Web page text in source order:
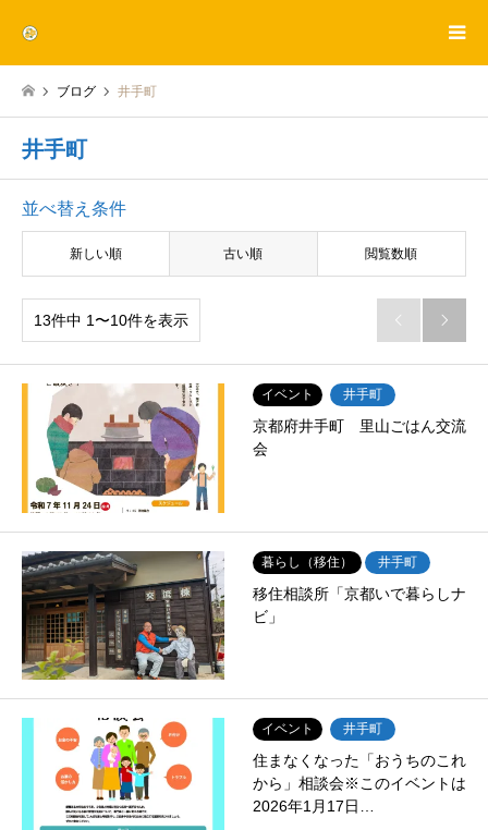
ブログ 井手町
井手町
並べ替え条件
新しい順 古い順 閲覧数順
13件中 1〜10件を表示  
イベント 井手町
京都府井手町 里山ごはん交流
会
暮らし（移住） 井手町
移住相談所「京都いで暮らしナ
ビ」
イベント 井手町
住まなくなった「おうちのこれ
から」相談会※このイベントは
2026年1月17日…